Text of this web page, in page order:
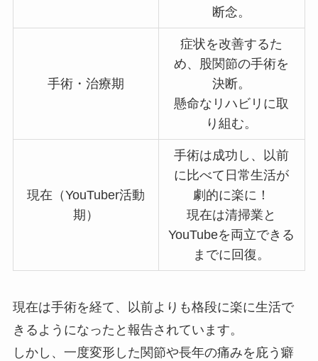
断念。
手術・治療期
症状を改善するた
め、股関節の手術を
決断。
懸命なリハビリに取
り組む。
現在（YouTuber活動
期）
手術は成功し、以前
に比べて日常生活が
劇的に楽に！
現在は清掃業と
YouTubeを両立できる
までに回復。
現在は手術を経て、以前よりも格段に楽に生活で
きるようになったと報告されています。
しかし、一度変形した関節や長年の痛みを庇う癖